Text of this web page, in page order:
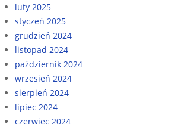
luty 2025
styczeń 2025
grudzień 2024
listopad 2024
październik 2024
wrzesień 2024
sierpień 2024
lipiec 2024
czerwiec 2024